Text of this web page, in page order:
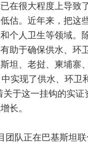
在很大程度上导致
估。近年来，把
个人卫生等领域
助于确保供水、环
坦、老挝、柬埔
实现了供水、环
于这一挂钩的实
长。
团队正在巴基斯坦